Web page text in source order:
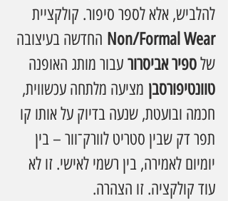
להלביש, אלא לספר סיפור. קולקציית
Non/Formal Wear החדשה בעיצובה
של ספיר אביסרור עבור מותג האופנה
טוונטיפורסבן מציעה מלתחה עכשווית,
חכמה ובועטת, שנעה בדיוק על אותו קו
תפר דק שבין סטריט לוורק־וור – בין
יומיום לאמירה, בין רשמי לאישי. זו לא
עוד קולקציה. זו הצהרה.